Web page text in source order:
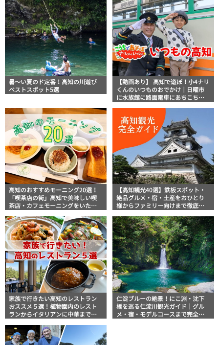
説！
暑～い夏のド定番！高知の川遊び
ベストスポット5選
【動画あり】 高知で遊ぼ！小4ナリ
くんのいつものおでかけ｜日曜市
に水族館に路面電車にあちこち巡
高知のおすすめモーニング20選！
「喫茶店の街」高知で美味しい喫
茶店・カフェモーニングをいただ
【高知観光40選】鉄板スポット・
絶品グルメ・宿・土産をおひとり
様からファミリー向けまで徹底解
家族で行きたい高知のレストラン
おススメ５選！植物園内のレスト
ランからイタリアンに中華まで楽
仁淀ブルーの絶景！にこ淵・沈下
橋を巡る仁淀川観光ガイド｜グル
メ・宿・モデルコースまで完全網